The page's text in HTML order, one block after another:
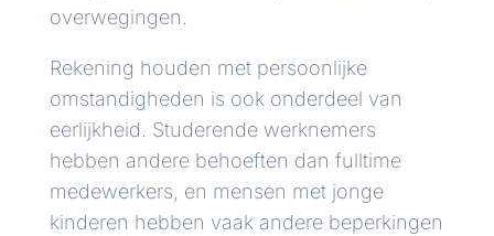
overwegingen.
Rekening houden met persoonlijke
omstandigheden is ook onderdeel van
eerlijkheid. Studerende werknemers
hebben andere behoeften dan fulltime
medewerkers, en mensen met jonge
kinderen hebben vaak andere beperkingen